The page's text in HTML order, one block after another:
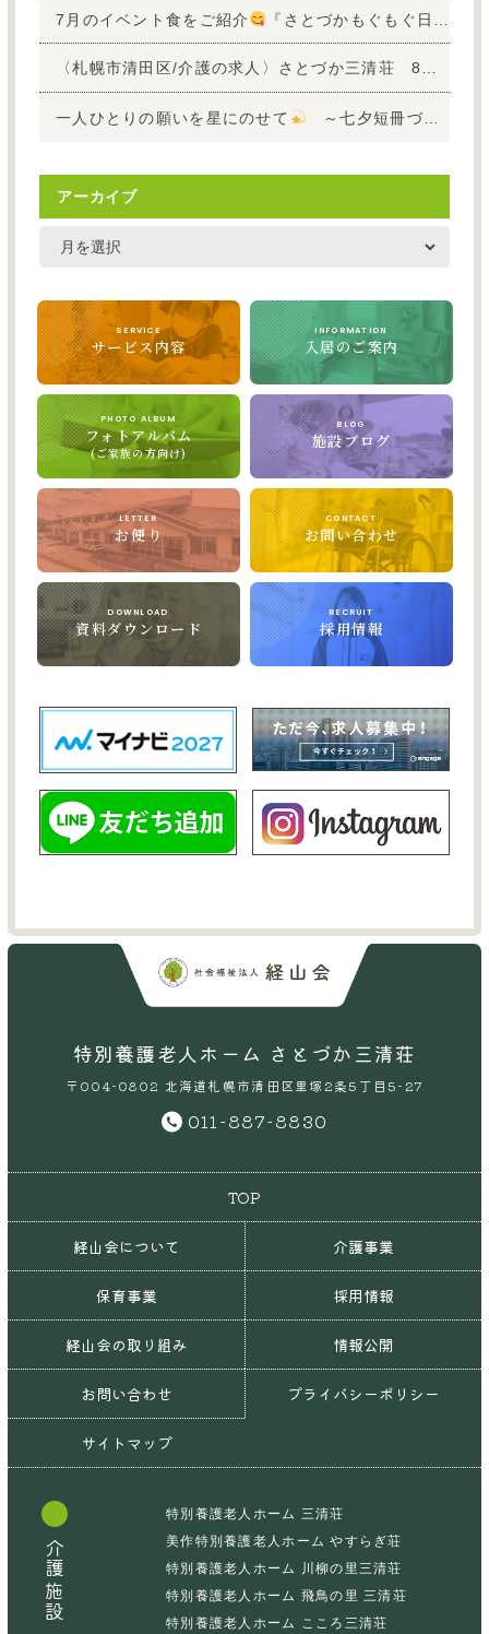
7月のイベント食をご紹介 『さとづかもぐもぐ日記』vol.4
〈札幌市清田区/介護の求人〉さとづか三清荘 8月9日開催！施設見学ツアーのお知らせ
一人ひとりの願いを星にのせて ～七夕短冊づくりのひととき～
アーカイブ
SERVICE
サービス内容
INFORMATION
入居のご案内
PHOTO ALBUM
フォトアルバム
(ご家族の方向け)
BLOG
施設ブログ
LETTER
お便り
CONTACT
お問い合わせ
DOWNLOAD
資料ダウンロード
RECRUIT
採用情報
特別養護老人ホーム さとづか三清荘
〒004-0802 北海道札幌市清田区里塚2条5丁目5-27
011-887-8830
TOP
経山会について 介護事業
保育事業 採用情報
経山会の取り組み 情報公開
お問い合わせ プライバシーポリシー
サイトマップ
介護施設
特別養護老人ホーム 三清荘
美作特別養護老人ホーム やすらぎ荘
特別養護老人ホーム 川柳の里三清荘
特別養護老人ホーム 飛鳥の里 三清荘
特別養護老人ホーム こころ三清荘